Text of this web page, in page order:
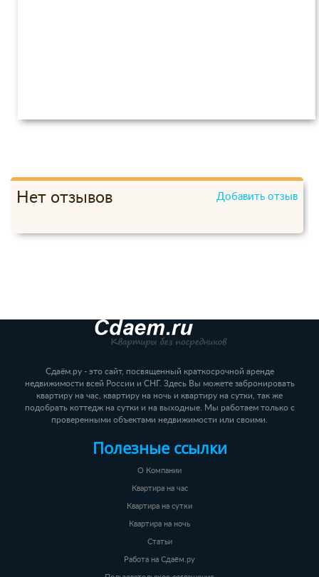
Нет отзывов Добавить отзыв
Сдаём.ру - это сайт, посвященный краткосрочной аренде
недвижимости всей России и СНГ. Здесь Вы можете забронировать
квартиру на час, квартиру на ночь и квартиру на сутки, так же
подобрать коттедж на сутки и на выходные. Мы работаем только с
проверенными объектами недвижимости или своими.
Полезные ссылки
О Компании
Квартира на час
Квартира на сутки
Квартира на ночь
Статьи
Работа на Сдаём.ру